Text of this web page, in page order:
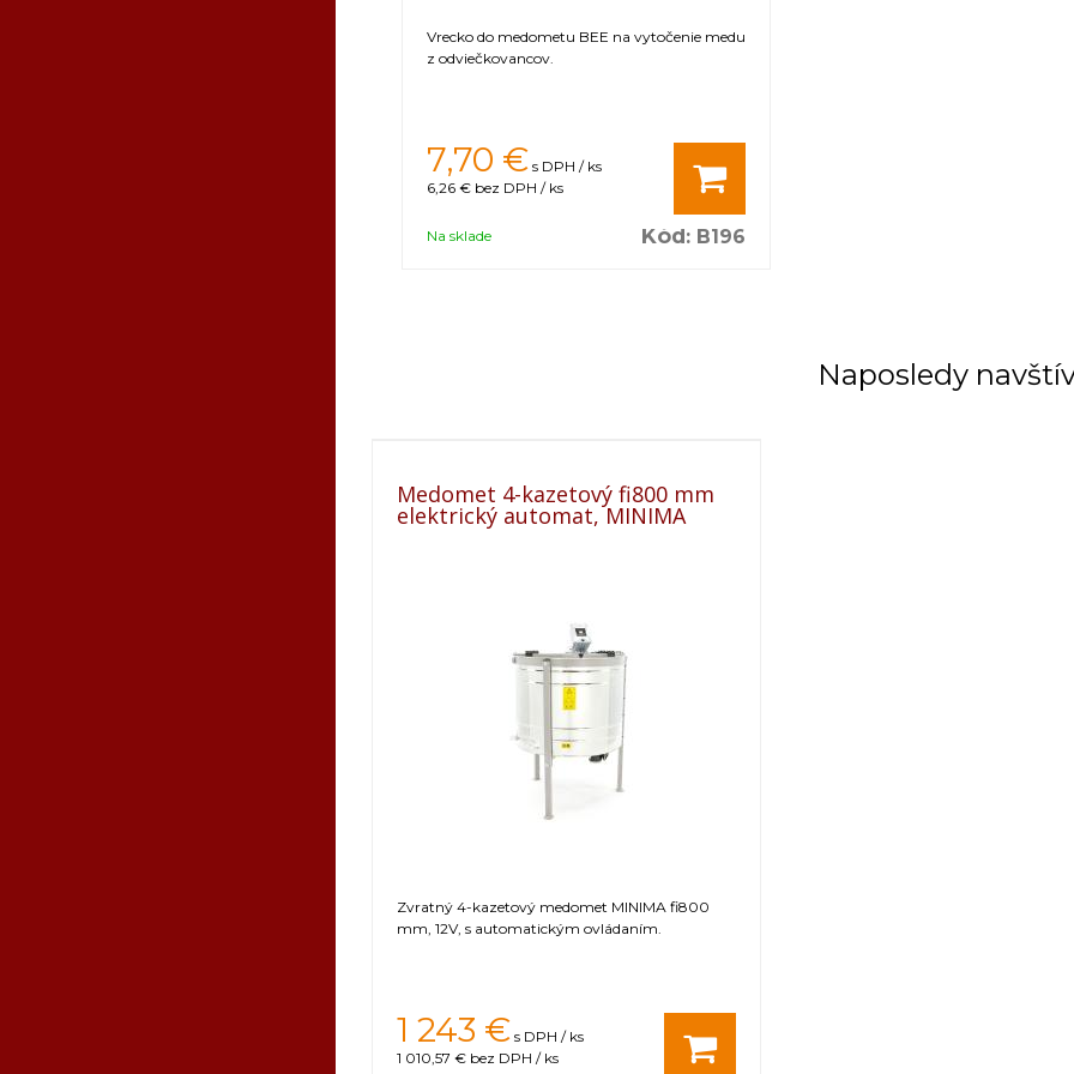
Vrecko do medometu BEE na vytočenie medu
z odviečkovancov.
7,70 € s DPH / ks
6,26 € bez DPH / ks
Na sklade Kód: B196
Naposledy
Medomet 4-kazetový fi800 mm
elektrický automat, MINIMA
Zvratný 4-kazetový medomet MINIMA fi800
mm, 12V, s automatickým ovládaním.
1 243 € s DPH / ks
1 010,57 € bez DPH / ks